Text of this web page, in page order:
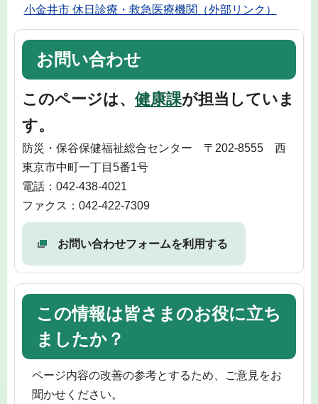
小金井市 休日診療・救急医療機関（外部リンク）
お問い合わせ
このページは、 健康課が担当していま
す。
防災・保谷保健福祉総合センター 〒202-8555 西
東京市中町一丁目5番1号
電話：042-438-4021
ファクス：042-422-7309
お問い合わせフォームを利用する
この情報は皆さまのお役に立ち
ましたか？
ページ内容の改善の参考とするため、ご意見をお
聞かせください。